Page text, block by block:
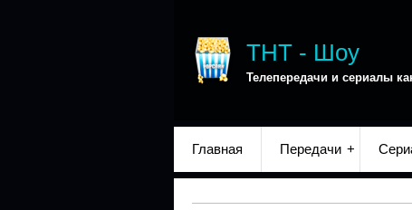
ТНТ - Шоу
Телепередачи и сериалы
Главная Передачи